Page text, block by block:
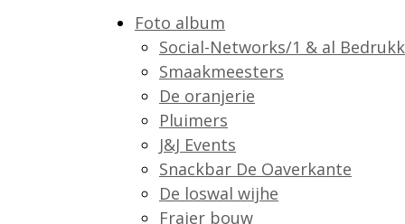
Foto album
Social-Networks/1 & al
Smaakmeesters
De oranjerie
Pluimers
J&J Events
Snackbar De Oaverkante
De loswal wijhe
Frajer bouw